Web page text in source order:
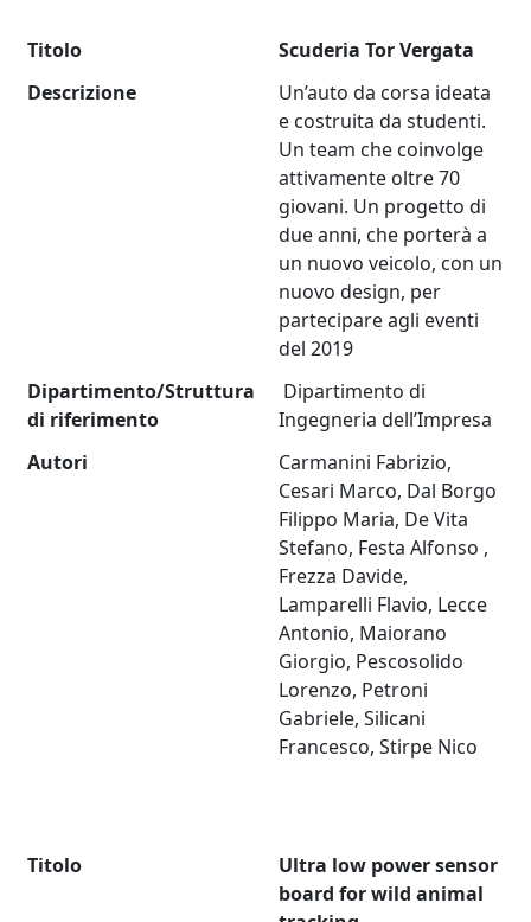
Titolo
Scuderia Tor Vergata
Descrizione
Un’auto da corsa ideata
e costruita da studenti.
Un team che coinvolge
attivamente oltre 70
giovani. Un progetto di
due anni, che porterà a
un nuovo veicolo, con un
nuovo design, per
partecipare agli eventi
del 2019
Dipartimento/Struttura
di riferimento
Dipartimento di
Ingegneria dell’Impresa
Autori
Carmanini Fabrizio,
Cesari Marco, Dal Borgo
Filippo Maria, De Vita
Stefano, Festa Alfonso ,
Frezza Davide,
Lamparelli Flavio, Lecce
Antonio, Maiorano
Giorgio, Pescosolido
Lorenzo, Petroni
Gabriele, Silicani
Francesco, Stirpe Nico
Titolo
Ultra low power sensor
board for wild animal